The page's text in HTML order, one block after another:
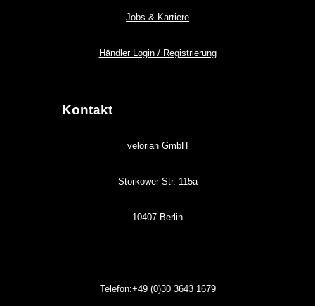
Jobs & Karriere
Händler Login / Registrierung
Kontakt
velorian GmbH
Storkower Str. 115a
10407 Berlin
Telefon:+49 (0)3036431679